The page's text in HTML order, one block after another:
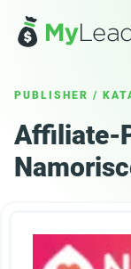
PUBLISHER /
Affiliate-